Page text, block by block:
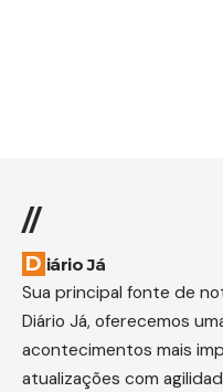
//
Diário Já
Sua principal fonte de
Diário Já, oferecemos
acontecimentos mais
atualizações com